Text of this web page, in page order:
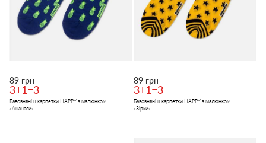
89 грн
3+1=3
Бавовняні шкарпетки HAPPY з малюнком
«Ананаси»
89 грн
3+1=3
Бавовняні шкарпетки HAPPY з малюнком
«Зірки»